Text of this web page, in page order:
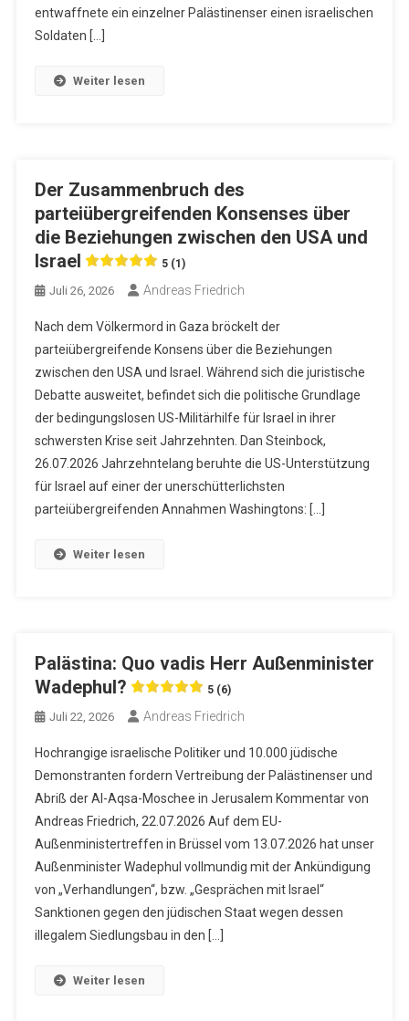
entwaffnete ein einzelner Palästinenser einen israelischen
Soldaten […]
Weiter lesen
Der Zusammenbruch des
parteiübergreifenden Konsenses über
die Beziehungen zwischen den USA und
Israel
5 (1)
Juli 26, 2026 Andreas Friedrich
Nach dem Völkermord in Gaza bröckelt der
parteiübergreifende Konsens über die Beziehungen
zwischen den USA und Israel. Während sich die juristische
Debatte ausweitet, befindet sich die politische Grundlage
der bedingungslosen US-Militärhilfe für Israel in ihrer
schwersten Krise seit Jahrzehnten. Dan Steinbock,
26.07.2026 Jahrzehntelang beruhte die US-Unterstützung
für Israel auf einer der unerschütterlichsten
parteiübergreifenden Annahmen Washingtons: […]
Weiter lesen
Palästina: Quo vadis Herr Außenminister
Wadephul?
5 (6)
Juli 22, 2026 Andreas Friedrich
Hochrangige israelische Politiker und 10.000 jüdische
Demonstranten fordern Vertreibung der Palästinenser und
Abriß der Al-Aqsa-Moschee in Jerusalem Kommentar von
Andreas Friedrich, 22.07.2026 Auf dem EU-
Außenministertreffen in Brüssel vom 13.07.2026 hat unser
Außenminister Wadephul vollmundig mit der Ankündigung
von „Verhandlungen“, bzw. „Gesprächen mit Israel“
Sanktionen gegen den jüdischen Staat wegen dessen
illegalem Siedlungsbau in den […]
Weiter lesen